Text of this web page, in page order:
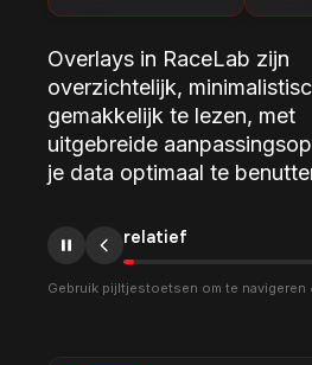
Overlays in RaceLab zijn
overzichtelijk,
gemakkelijk te lezen, met
uitgebreide
je data optimaal te
relatief
Gebruik pijltjestoetsen om te navigeren